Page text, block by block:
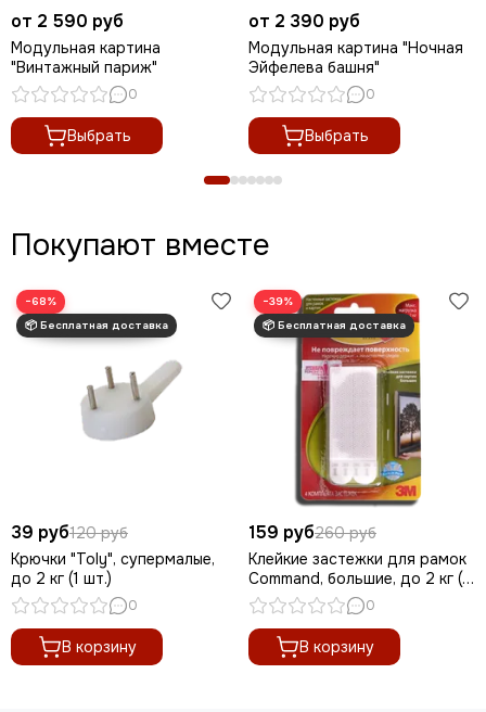
от 2 590 руб
Модульная картина
"Винтажный париж"
0
Выбрать
от 2 390 руб
Модульная картина "Ночная
Эйфелева башня"
0
Выбрать
Покупают вместе
−68%
39 руб120 руб
Крючки "Toly", супермалые,
до 2 кг (1 шт.)
0
В корзину
−39%
159 руб260 руб
Клейкие застежки для рамок
Command, большие, до 2 кг (1
шт.)
0
В корзину